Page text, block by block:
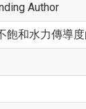
Author
飽和水力傳導